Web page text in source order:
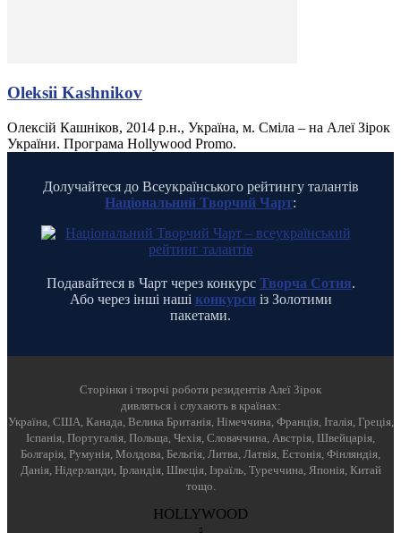
Oleksii Kashnikov
Олексій Кашніков, 2014 р.н., Україна, м. Сміла – на Алеї Зірок
України. Програма Hollywood Promo.
Долучайтеся до Всеукраїнського рейтингу талантів
Національний Творчий Чарт:
Подавайтеся в Чарт через конкурс Творча Сотня.
Або через інші наші конкурсиіз Золотими
пакетами.
Cторінки і творчі роботи резидентів Алеї Зірок
дивляться і слухають в країнах:
Україна, США, Канада, Велика Британія, Німеччина, Франція, Італія, Греція,
Іспанія, Португалія, Польща, Чехія, Словаччина, Австрія, Швейцарія,
Болгарія, Румунія, Молдова, Бельгія, Литва, Латвія, Естонія, Фінляндія,
Данія, Нідерланди, Ірландія, Швеція, Ізраїль, Туреччина, Японія, Китай
тощо.
HOLLYWOOD